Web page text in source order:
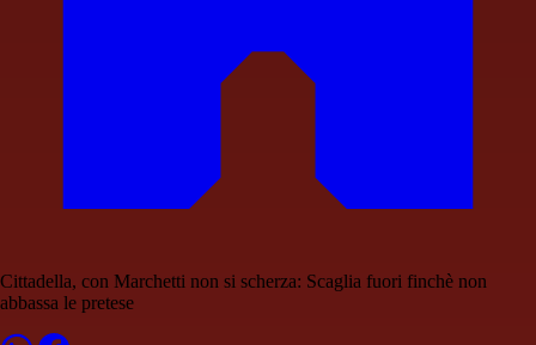
Cittadella, con Marchetti non si scherza: Scaglia fuori finchè non
abbassa le pretese